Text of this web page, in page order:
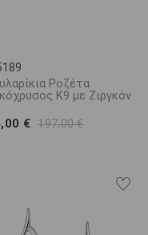
Ροζέτα
Κ9 με Ζιργκόν
€ 197,00 €